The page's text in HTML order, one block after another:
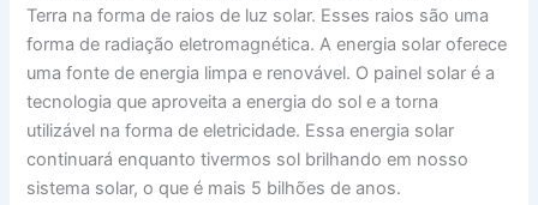
Terra na forma de raios de luz solar. Esses raios são uma
forma de radiação eletromagnética. A energia solar oferece
uma fonte de energia limpa e renovável. O painel solar é a
tecnologia que aproveita a energia do sol e a torna
utilizável na forma de eletricidade. Essa energia solar
continuará enquanto tivermos sol brilhando em nosso
sistema solar, o que é mais 5 bilhões de anos.